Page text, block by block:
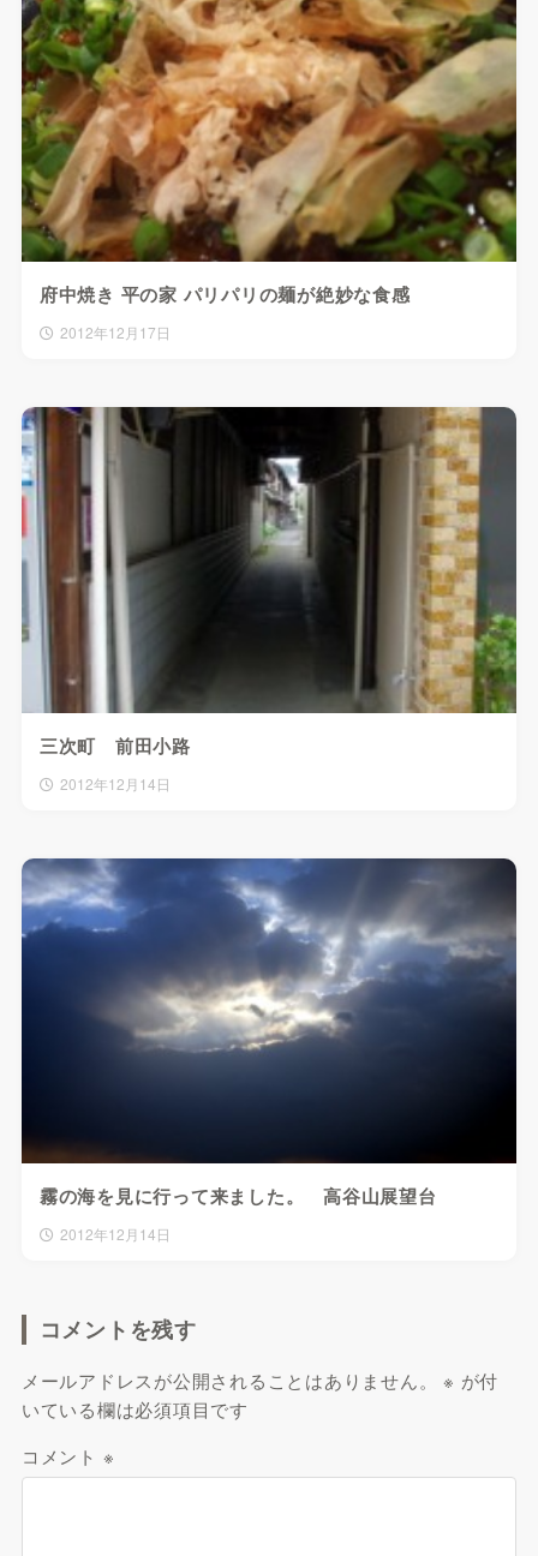
府中焼き 平の家 パリパリの麺が絶妙な食感
2012年12月17日
三次町 前田小路
2012年12月14日
霧の海を見に行って来ました。 高谷山展望台
2012年12月14日
コメントを残す
メールアドレスが公開されることはありません。 ※ が付
いている欄は必須項目です
コメント ※